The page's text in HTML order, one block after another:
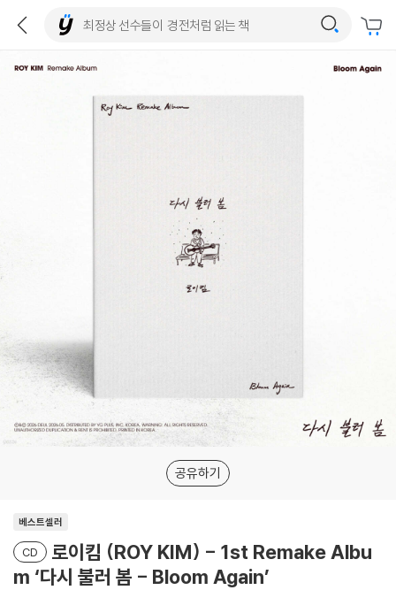
공유하기
베스트셀러
CD
로이킴 (ROY KIM) - 1st Remake Albu
m ‘다시 불러 봄 - Bloom Again’